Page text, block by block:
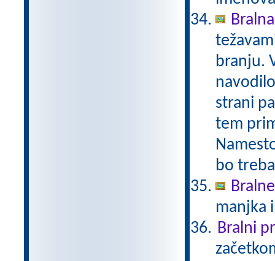
branju.
strani
tem
bo
manjka
Bralni